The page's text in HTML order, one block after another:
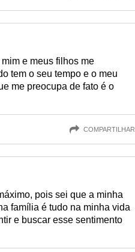
e meus filhos me
tem o seu tempo e o meu
me preocupa de fato é o
COMPARTILHAR
pois sei que a minha
família é tudo na minha vida
e buscar esse sentimento